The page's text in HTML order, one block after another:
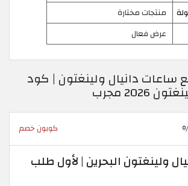
منتجات مختارة
عرض فعال
ساعات دانيال ولينغتون | كود
مجرب
كوبون خصم
ولينغتون البحرين | لأول طلب